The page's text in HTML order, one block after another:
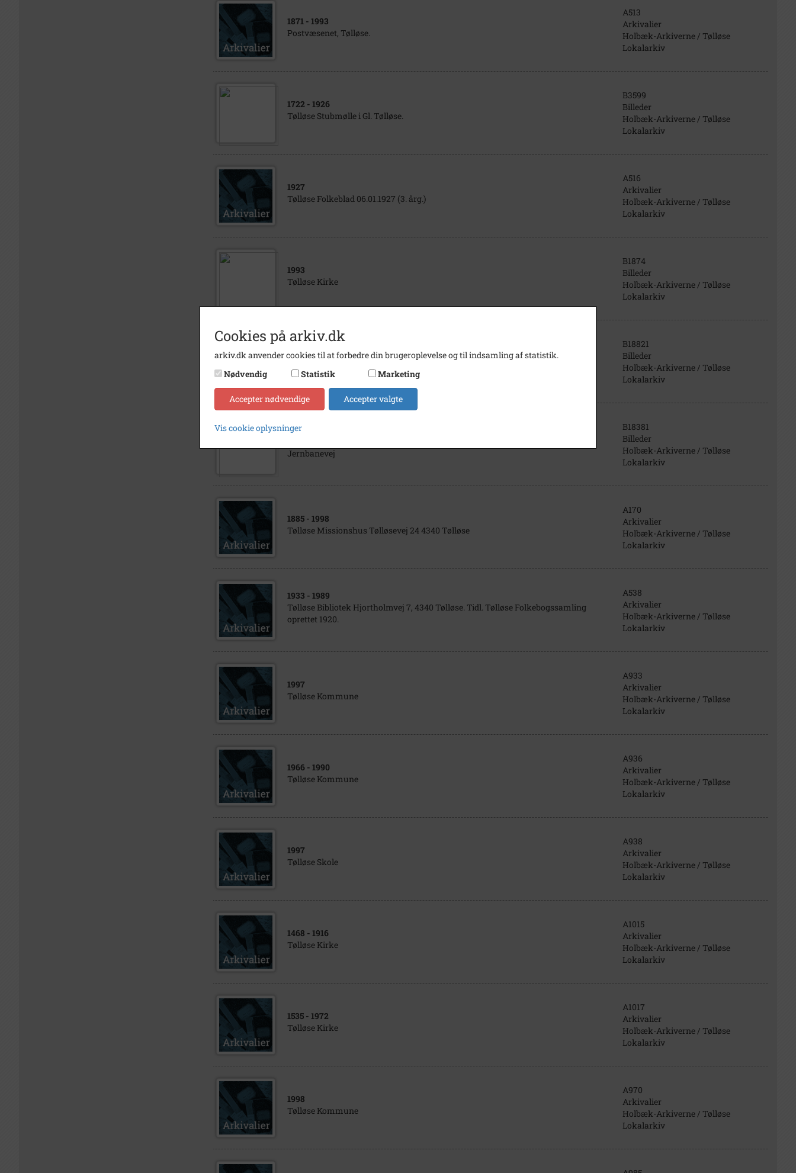
1871 - 1993
Postvæsenet, Tølløse.
A513
Arkivalier
Holbæk-Arkiverne / Tølløse
Lokalarkiv
1722 - 1926
Tølløse Stubmølle i Gl. Tølløse.
B3599
Billeder
Holbæk-Arkiverne / Tølløse
Lokalarkiv
1927
Tølløse Folkeblad 06.01.1927 (3. årg.)
A516
Arkivalier
Holbæk-Arkiverne / Tølløse
Lokalarkiv
1993
Tølløse Kirke
B1874
Billeder
Holbæk-Arkiverne / Tølløse
Lokalarkiv
1900- 1926
B18821
Billeder
Holbæk-Arkiverne / Tølløse
Lokalarkiv
1975
Jernbanevej
B18381
Billeder
Holbæk-Arkiverne / Tølløse
Lokalarkiv
1885 - 1998
Tølløse Missionshus Tølløsevej 24 4340 Tølløse
A170
Arkivalier
Holbæk-Arkiverne / Tølløse
Lokalarkiv
1933 - 1989
Tølløse Bibliotek Hjortholmvej 7, 4340 Tølløse. Tidl. Tølløse Folkebogssamling
oprettet 1920.
A538
Arkivalier
Holbæk-Arkiverne / Tølløse
Lokalarkiv
1997
Tølløse Kommune
A933
Arkivalier
Holbæk-Arkiverne / Tølløse
Lokalarkiv
1966 - 1990
Tølløse Kommune
A936
Arkivalier
Holbæk-Arkiverne / Tølløse
Lokalarkiv
1997
Tølløse Skole
A938
Arkivalier
Holbæk-Arkiverne / Tølløse
Lokalarkiv
1468 - 1916
Tølløse Kirke
A1015
Arkivalier
Holbæk-Arkiverne / Tølløse
Lokalarkiv
1535 - 1972
Tølløse Kirke
A1017
Arkivalier
Holbæk-Arkiverne / Tølløse
Lokalarkiv
1998
Tølløse Kommune
A970
Arkivalier
Holbæk-Arkiverne / Tølløse
Lokalarkiv
Cookies på arkiv.dk
arkiv.dk anvender cookies til at forbedre din brugeroplevelse og til indsamling af statistik.
Nødvendig
Statistik Marketing
Accepter nødvendige Accepter valgte
Vis cookie oplysninger